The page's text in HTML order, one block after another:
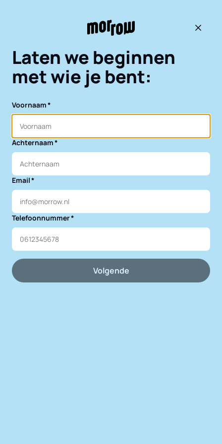
Terug
Laten we beginnen
met wie je bent:
Voornaam
Achternaam
Email
Telefoonnummer
Volgende